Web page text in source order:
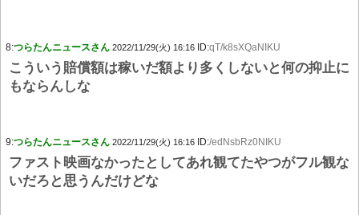
8:つらたんニュースさん 2022/11/29(火) 16:16 ID:qT/k8sXQaNIKU
こういう賠償額は稼いだ額より多くしないと何の抑止に
もならんしな
9:つらたんニュースさん 2022/11/29(火) 16:16 ID:/edNsbRz0NIKU
ファスト映画なかったとしてあれ観てたやつがフル観な
いだろと思うんだけどな